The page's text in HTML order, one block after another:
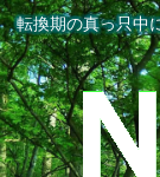
転換期の真っ只中